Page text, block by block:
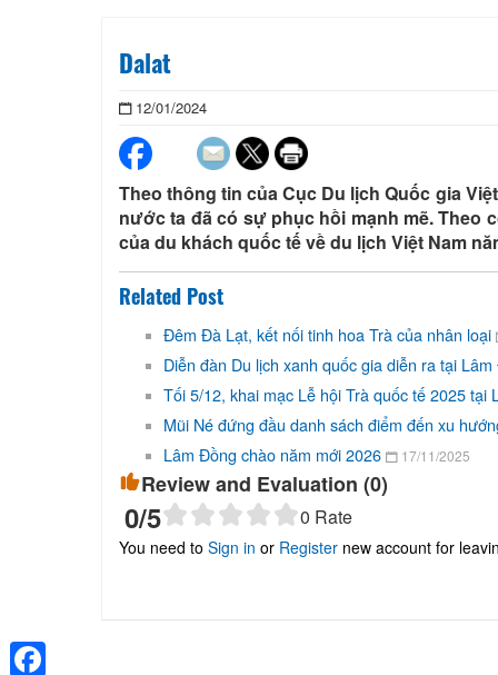
Dalat
12/01/2024
Theo thông tin của Cục Du lịch Quốc gia
nước ta đã có sự phục hồi mạnh mẽ.
của du khách quốc tế về du lịch Việt Nam
Related Post
Đêm Đà Lạt, kết nối tinh hoa Trà của nhân loại
Diễn đàn Du lịch xanh quốc gia diễn ra tại
Tối 5/12, khai mạc Lễ hội Trà quốc tế 2025 tại
Mũi Né đứng đầu danh sách điểm đến xu
Lâm Đồng chào năm mới 2026 17/11/2025
Review and Evaluation (0)
0/5 0 Rate
You need to Sign in or Register new account for